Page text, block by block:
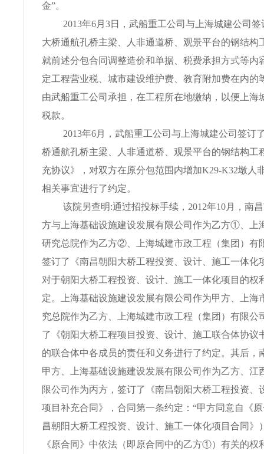
金”。
2013年6月3日，武船重工公司与上海城建公司
大桥通航孔桥主梁、人非通道桥、观景平台的钢结构
就前述分包合同调整造价和单据、税费承担方式等内
定工程营业税、城市建设维护费、教育附加费在内的
由武船重工公司承担，在工程所在地缴纳，以便上海
税款。
2013年6月，武船重工公司与上海城建公司签订
桥通航孔桥主梁、人非通道桥、观景平台的钢结构工
充协议》，对双方在原分包范围内增加K29-K32墩人
相关事宜进行了约定。
该院另查明:通过招投标手续，2012年10月，南
方与上海基础设施建设发展有限公司作为乙方①、上
研究总院作为乙方②、上海城建市政工程（集团）
签订了《南昌朝阳大桥工程投资、设计、施工一体化
对于朝阳大桥工程投资、设计、施工一体化项目的权
定。上海基础设施建设发展有限公司作为甲方、上海
究总院作为乙方、上海城建市政工程（集团）有限公
了《朝阳大桥工程项目投资、设计、施工联合体协议
的联合体中各成员的责任和义务进行了约定。其后，
甲方、上海基础设施建设发展有限公司作为乙方、江
限公司作为丙方，签订了《南昌朝阳大桥工程投资、
项目补充合同》，合同第一条约定：“甲方同意自《
昌朝阳大桥工程投资、设计、施工一体化项目合同》
《原合同》中依法（即原合同中的乙方①）有关的权